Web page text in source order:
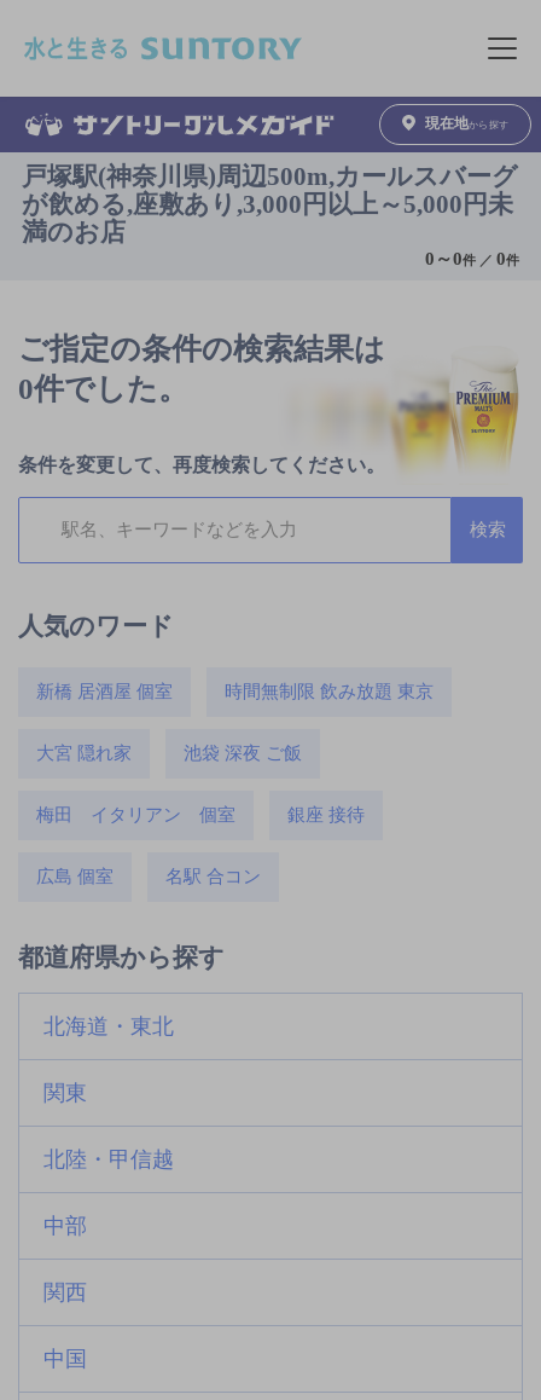
メニュ
現在地から探す
戸塚駅(神奈川県)周辺500m,カールスバーグ
が飲める,座敷あり,3,000円以上～5,000円未
満のお店
0 ～0件 ／0件
ご指定の条件の検索結果は
0件でした。
条件を変更して、再度検索してください。
人気のワード
新橋 居酒屋 個室 時間無制限 飲み放題 東京
大宮 隠れ家 池袋 深夜 ご飯
梅田 イタリアン 個室 銀座 接待
広島 個室 名駅 合コン
都道府県から探す
北海道・東北
関東
北陸・甲信越
中部
関西
中国